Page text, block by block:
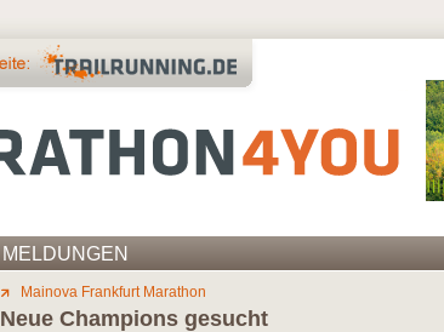
MELDUNGEN
Mainova Frankfurt Marathon
Neue Champions gesucht